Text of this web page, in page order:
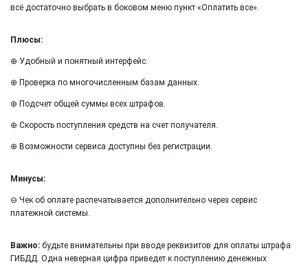
всё достаточно выбрать в боковом меню пункт «Оплатить все».
Плюсы:
⊕ Удобный и понятный интерфейс.
⊕ Проверка по многочисленным базам данных.
⊕ Подсчет общей суммы всех штрафов.
⊕ Скорость поступления средств на счет получателя.
⊕ Возможности сервиса доступны без регистрации.
Минусы:
⊖ Чек об оплате распечатывается дополнительно через сервис
платежной системы.
Важно: будьте внимательны при вводе реквизитов для оплаты штрафа
ГИБДД. Одна неверная цифра приведет к поступлению денежных